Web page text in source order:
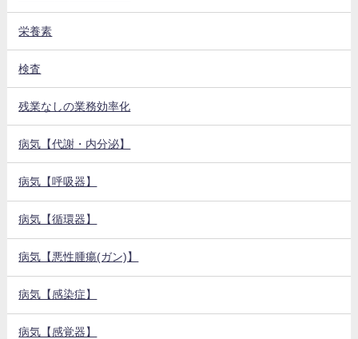
栄養素
検査
残業なしの業務効率化
病気【代謝・内分泌】
病気【呼吸器】
病気【循環器】
病気【悪性腫瘍(ガン)】
病気【感染症】
病気【感覚器】